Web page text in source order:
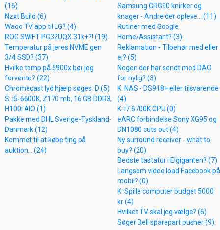
(16)
Nzxt Build (6)
Waoo TV app til LG? (4)
ROG SWIFT PG32UQX 31k+?! (19)
Temperatur på jeres NVME gen
3/4 SSD? (37)
Hvilke temp på 5900x bør jeg
forvente? (22)
Chromecast lyd hjælp søges :D (5)
S: i5-6600K, Z170 mb, 16 GB DDR3,
H100i AIO (1)
Pakke med DHL Sverige-Tyskland-
Danmark (12)
Kommet til at købe ting på
auktion... (24)
Samsung CRG90 knirker og
knager - Andre der opleve... (11)
Rutiner med Google
Home/Assistant? (3)
Reklamation - Tilbehør med eller
ej? (5)
Nogen der har sendt med DAO
for nylig? (3)
K: NAS - DS918+ eller tilsvarende
(4)
K: i7 6700K CPU (0)
eARC forbindelse Sony XG95 og
DN1080 cuts out (4)
Ny surround receiver - what to
buy? (20)
Bedste tastatur i Elgiganten? (7)
Langsom video load Facebook på
mobil? (0)
K: Spille computer budget 5000
kr (4)
Hvilket TV skal jeg vælge? (6)
Søger Dell sparepart pusher (9)